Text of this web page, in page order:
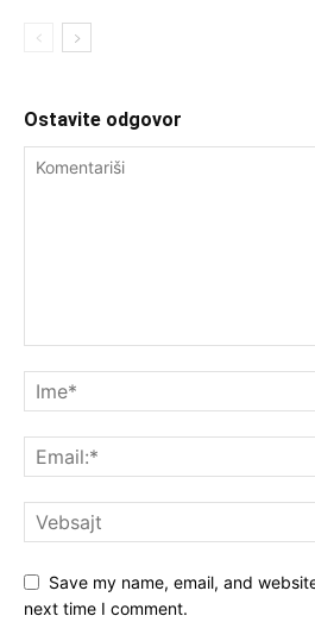
Ostavite odgovor
Save my name, email, and
next time I comment.